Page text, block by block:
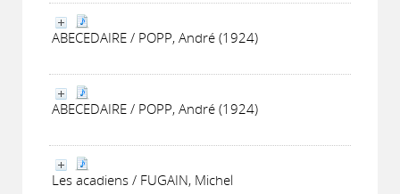
ABECEDAIRE / POPP, André (1924)
ABECEDAIRE / POPP, André (1924)
Les acadiens / FUGAIN, Michel